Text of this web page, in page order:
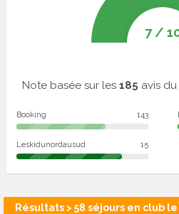
7/
Note basée sur les 185 avis
Booking 143
Leskidunordausud 15
Résultats > 58 séjours en club